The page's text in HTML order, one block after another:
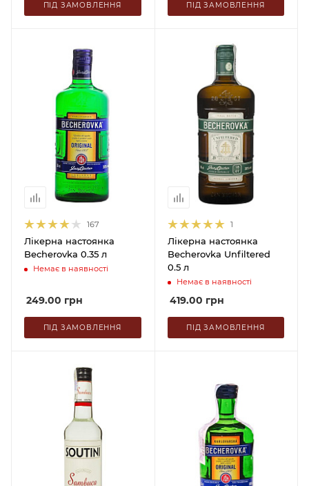
ПІД ЗАМОВЛЕННЯ ПІД ЗАМОВЛЕННЯ
167
Лікерна настоянка
Becherovka 0.35 л
Немає в наявності
249.00 грн
ПІД ЗАМОВЛЕННЯ
1
Лікерна настоянка
Becherovka Unfiltered
0.5 л
Немає в наявності
419.00 грн
ПІД ЗАМОВЛЕННЯ